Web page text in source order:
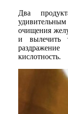
Два
очищения
и вылечить
кислотность.